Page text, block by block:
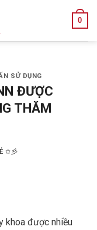
0
SỬ DỤNG
ĐƯỢC
THĂM
✩彡
khoa được nhiều